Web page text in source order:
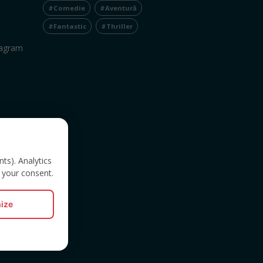
#Comedie #Aventură
#Fantastic #Thriller
Analytics
consent.